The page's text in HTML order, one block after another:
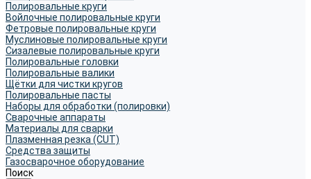
Полировальные круги
Войлочные полировальные круги
Фетровые полировальные круги
Муслиновые полировальные круги
Cизалевые полировальные круги
Полировальные головки
Полировальные валики
Щётки для чистки кругов
Полировальные пасты
Наборы для обработки (полировки)
Сварочные аппараты
Материалы для сварки
Плазменная резка (CUT)
Средства защиты
Газосварочное оборудование
Поиск